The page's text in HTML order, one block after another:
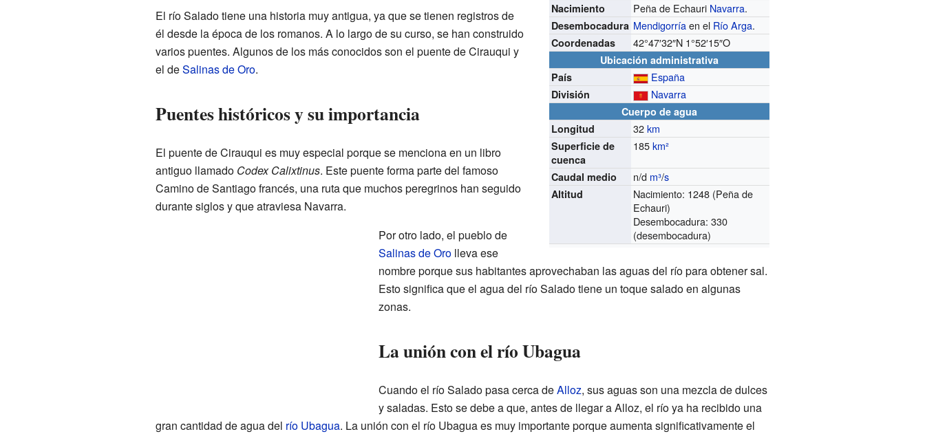
Nacimiento Peña de Echauri Navarra.
Desembocadura Mendigorríaen el Río Arga.
Coordenadas 42°47′32″N 1°52′15″O
Ubicación administrativa
País
España
División Navarra
Cuerpo de agua
Longitud
32km
Superficie de
cuenca
185km²
Caudal medio n/d m³/s
Altitud
Nacimiento: 1248 (Peña de
Echauri)
Desembocadura: 330
(desembocadura)
El río Salado tiene una historia muy antigua, ya que se tienen registros de
él desde la época de los romanos. A lo largo de su curso, se han construido
varios puentes. Algunos de los más conocidos son el puente de Cirauqui y
el deSalinas de Oro.
Puentes históricos y su importancia
El puente de Cirauqui es muy especial porque se menciona en un libro
antiguo llamado Codex Calixtinus. Este puente forma parte del famoso
Camino de Santiago francés, una ruta que muchos peregrinos han seguido
durante siglos y que atraviesa Navarra.
Por otro lado, el pueblo de
Salinas de Orolleva ese
nombre porque sus habitantes aprovechaban las aguas del río para obtener sal.
Esto significa que el agua del río Salado tiene un toque salado en algunas
zonas.
La unión con el río Ubagua
Cuando el río Salado pasa cerca deAlloz, sus aguas son una mezcla de dulces
y saladas. Esto se debe a que, antes de llegar a Alloz, el río ya ha recibido una
gran cantidad de agua del río Ubagua. La unión con el río Ubagua es muy importante porque aumenta significativamente el